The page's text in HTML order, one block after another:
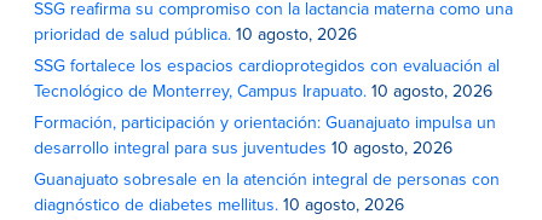
SSG reafirma su compromiso con la lactancia materna como una
prioridad de salud pública. 10 agosto, 2026
SSG fortalece los espacios cardioprotegidos con evaluación al
Tecnológico de Monterrey, Campus Irapuato. 10 agosto, 2026
Formación, participación y orientación: Guanajuato impulsa un
desarrollo integral para sus juventudes 10 agosto, 2026
Guanajuato sobresale en la atención integral de personas con
diagnóstico de diabetes mellitus. 10 agosto, 2026